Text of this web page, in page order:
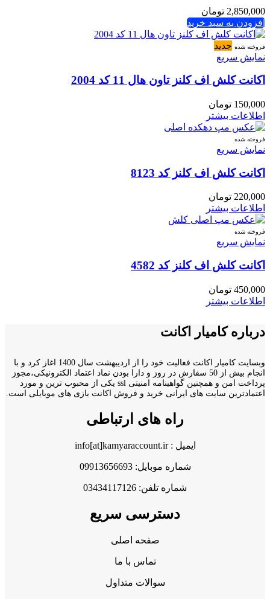
2,850,000 تومان
افزودن به سبد خرید
فروخته شده جدید
نمایش سریع
اکانت کلش اف کلنز تاون هال 11 کد 2004
150,000 تومان
اطلاعات بیشتر
فروخته شده
نمایش سریع
اکانت کلش اف کلنز کد 8123
220,000 تومان
اطلاعات بیشتر
فروخته شده
نمایش سریع
اکانت کلش اف کلنز کد 4582
450,000 تومان
اطلاعات بیشتر
درباره کامیار اکانت
وبسایت کامیار اکانت فعالیت خود را از اردیبهشت سال 1400 اغاز کرد و با
انجام بیش از 50 سفارش در روز و دارا بودن نماد اعتماد الکترونیکی،مجوز
پرداخت امن و همچنین گواهینامه امنیتی ssl یکی از محبوب ترین و مورد
اعتمادترین سایت های ایرانی خرید و فروش اکانت بازی های موبایلی است.
راه های ارتباطی
ایمیل : info[at]kamyaraccount.ir
شماره موبایل: 09913656693
شماره تلفن: 03434117126
دسترسی سریع
صفحه اصلی
تماس با ما
سوالات متداول